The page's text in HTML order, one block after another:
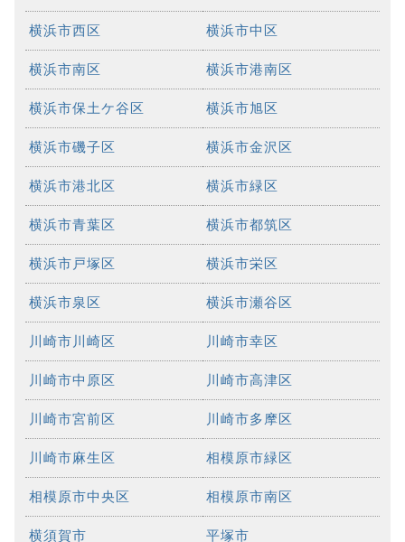
横浜市西区 横浜市中区
横浜市南区 横浜市港南区
横浜市保土ケ谷区 横浜市旭区
横浜市磯子区 横浜市金沢区
横浜市港北区 横浜市緑区
横浜市青葉区 横浜市都筑区
横浜市戸塚区 横浜市栄区
横浜市泉区 横浜市瀬谷区
川崎市川崎区 川崎市幸区
川崎市中原区 川崎市高津区
川崎市宮前区 川崎市多摩区
川崎市麻生区 相模原市緑区
相模原市中央区 相模原市南区
横須賀市 平塚市